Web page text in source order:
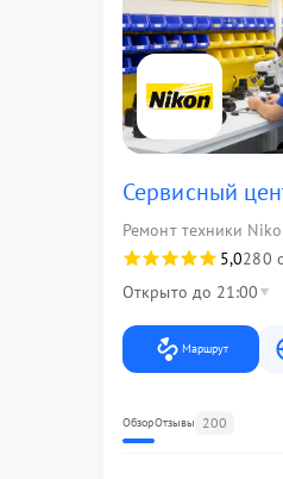
Сервисный
Ремонт техники
5,0280
Открыто до 21:00
Маршрут
ОбзорОтзывы 200